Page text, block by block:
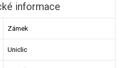
informace
Zámek
Uniclic